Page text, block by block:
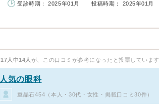
受診時期： 2025年01月 投稿時期： 2025年01月
17人中14人 が、この口コミが参考になったと投票しています
人気の眼科
重晶石454（本人・30代・女性・掲載口コミ30件）